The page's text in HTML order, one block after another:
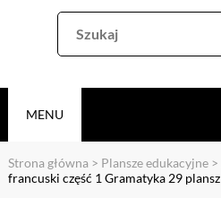
MENU
Strona główna > Plansze edukacyjne>
francuski część 1 Gramatyka 29 plansz